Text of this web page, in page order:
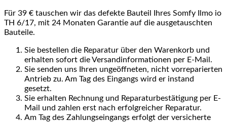
Für 39 € tauschen wir das defekte Bauteil Ihres Somfy Ilmo io
TH 6/17, mit 24 Monaten Garantie auf die ausgetauschten
Bauteile.
Sie bestellen die Reparatur über den Warenkorb und
erhalten sofort die Versandinformationen per E-Mail.
Sie senden uns Ihren ungeöffneten, nicht vorreparierten
Antrieb zu. Am Tag des Eingangs wird er instand
gesetzt.
Sie erhalten Rechnung und Reparaturbestätigung per E-
Mail und zahlen erst nach erfolgreicher Reparatur.
Am Tag des Zahlungseingangs erfolgt der versicherte